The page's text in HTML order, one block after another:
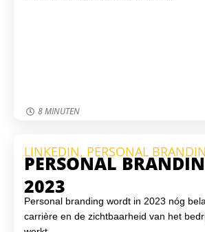
8 MINUTEN
LINKEDIN, PERSONAL
PERSONAL
2023
Personal branding wordt in 2023 nóg
carrière en de zichtbaarheid van het